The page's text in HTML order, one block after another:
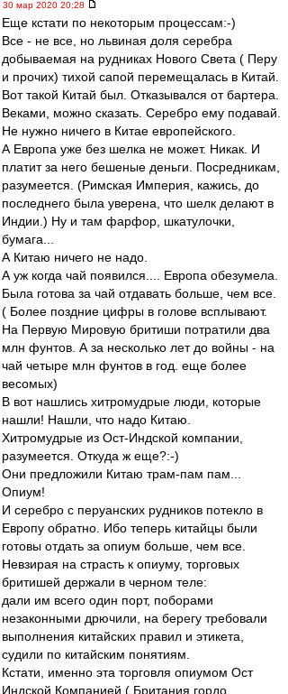
30 мар 2020 20:28
Еще кстати по некоторым процессам:-)
Все - не все, но львиная доля серебра
добываемая на рудниках Нового Света ( Перу
и прочих) тихой сапой перемещалась в Китай.
Вот такой Китай был. Отказывался от бартера.
Веками, можно сказать. Серебро ему подавай.
Не нужно ничего в Китае европейского.
А Европа уже без шелка не может. Никак. И
платит за него бешеные деньги. Посредникам,
разумеется. (Римская Империя, кажись, до
последнего была уверена, что шелк делают в
Индии.) Ну и там фарфор, шкатулочки,
бумага...
А Китаю ничего не надо.
А уж когда чай появился.... Европа обезумела.
Была готова за чай отдавать больше, чем все.
( Более поздние цифры в голове всплывают.
На Первую Мировую бритиши потратили два
млн фунтов. А за несколько лет до войны - на
чай четыре млн фунтов в год. еще более
весомых)
В вот нашлись хитромудрые люди, которые
нашли! Нашли, что надо Китаю.
Хитромудрые из Ост-Индской компании,
разумеется. Откуда ж еще?:-)
Они предложили Китаю трам-пам пам...
Опиум!
И серебро с перуанских рудников потекло в
Европу обратно. Ибо теперь китайцы были
готовы отдать за опиум больше, чем все.
Невзирая на страсть к опиуму, торговых
бритишей держали в черном теле:
дали им всего один порт, поборами
незаконными дрючили, на берегу требовали
выполнения китайских правил и этикета,
судили по китайским понятиям.
Кстати, именно эта торговля опиумом Ост
Индской Компанией ( Британия гордо